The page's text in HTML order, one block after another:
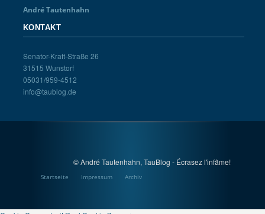
André Tautenhahn
KONTAKT
Senator-Kraft-Straße 26
31515 Wunstorf
05031/959-4512
info@taublog.de
© André Tautenhahn, TauBlog - Écrasez l'infâme!
Startseite Impressum Archiv